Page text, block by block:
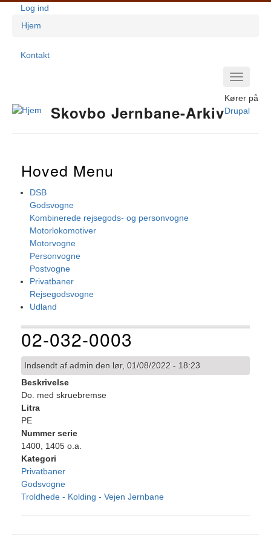
hovedindhold
Brugerkontomenu
Log ind
Brødkrumme
Hjem
Kontakt
NavigationSkovbo Jernbane-Arkiv
Kører på
Drupal
Hoved Menu
DSB
Godsvogne
Kombinerede rejsegods- og personvogne
Motorlokomotiver
Motorvogne
Personvogne
Postvogne
Privatbaner
Rejsegodsvogne
Udland
02-032-0003
Indsendt afadmin den lør, 01/08/2022 - 18:23
Beskrivelse
Do. med skruebremse
Litra
PE
Nummer serie
1400, 1405 o.a.
Kategori
Privatbaner
Godsvogne
Troldhede - Kolding - Vejen Jernbane